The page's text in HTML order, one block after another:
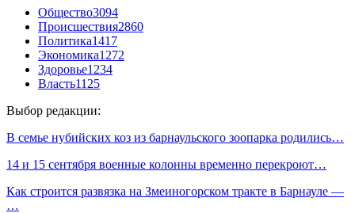
Общество3094
Происшествия2860
Политика1417
Экономика1272
Здоровье1234
Власть1125
Выбор редакции:
В семье нубийских коз из барнаульского зоопарка родились…
14 и 15 сентября военные колонны временно перекроют…
Как строится развязка на Змеиногорском тракте в Барнауле —
…